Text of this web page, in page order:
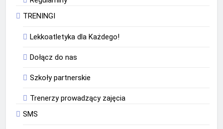
TRENINGI
Lekkoatletyka dla Każdego!
Dołącz do nas
Szkoły partnerskie
Trenerzy prowadzący zajęcia
SMS